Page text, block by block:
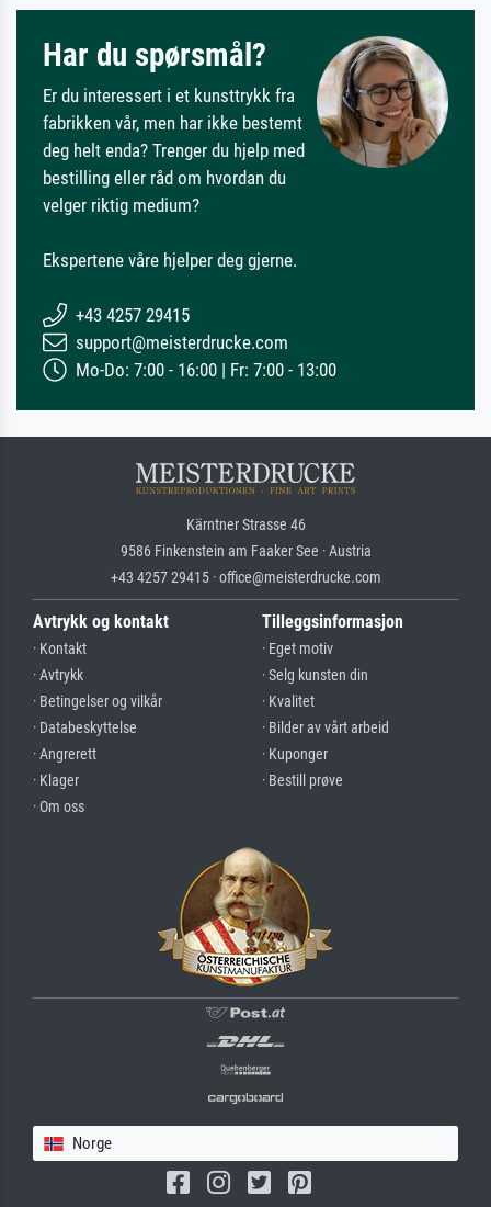
Har du spørsmål?
Er du interessert i et kunsttrykk fra
fabrikken vår, men har ikke bestemt
deg helt enda? Trenger du hjelp med
bestilling eller råd om hvordan du
velger riktig medium?
Ekspertene våre hjelper deg gjerne.
+43 4257 29415
support@meisterdrucke.com
Mo-Do: 7:00 - 16:00 | Fr: 7:00 - 13:00
Kärntner Strasse 46
9586 Finkenstein am Faaker See · Austria
+43 4257 29415 · office@meisterdrucke.com
Avtrykk og kontakt
· Kontakt
· Avtrykk
· Betingelser og vilkår
· Databeskyttelse
· Angrerett
· Klager
· Om oss
Tilleggsinformasjon
· Eget motiv
· Selg kunsten din
· Kvalitet
· Bilder av vårt arbeid
· Kuponger
· Bestill prøve
Norge